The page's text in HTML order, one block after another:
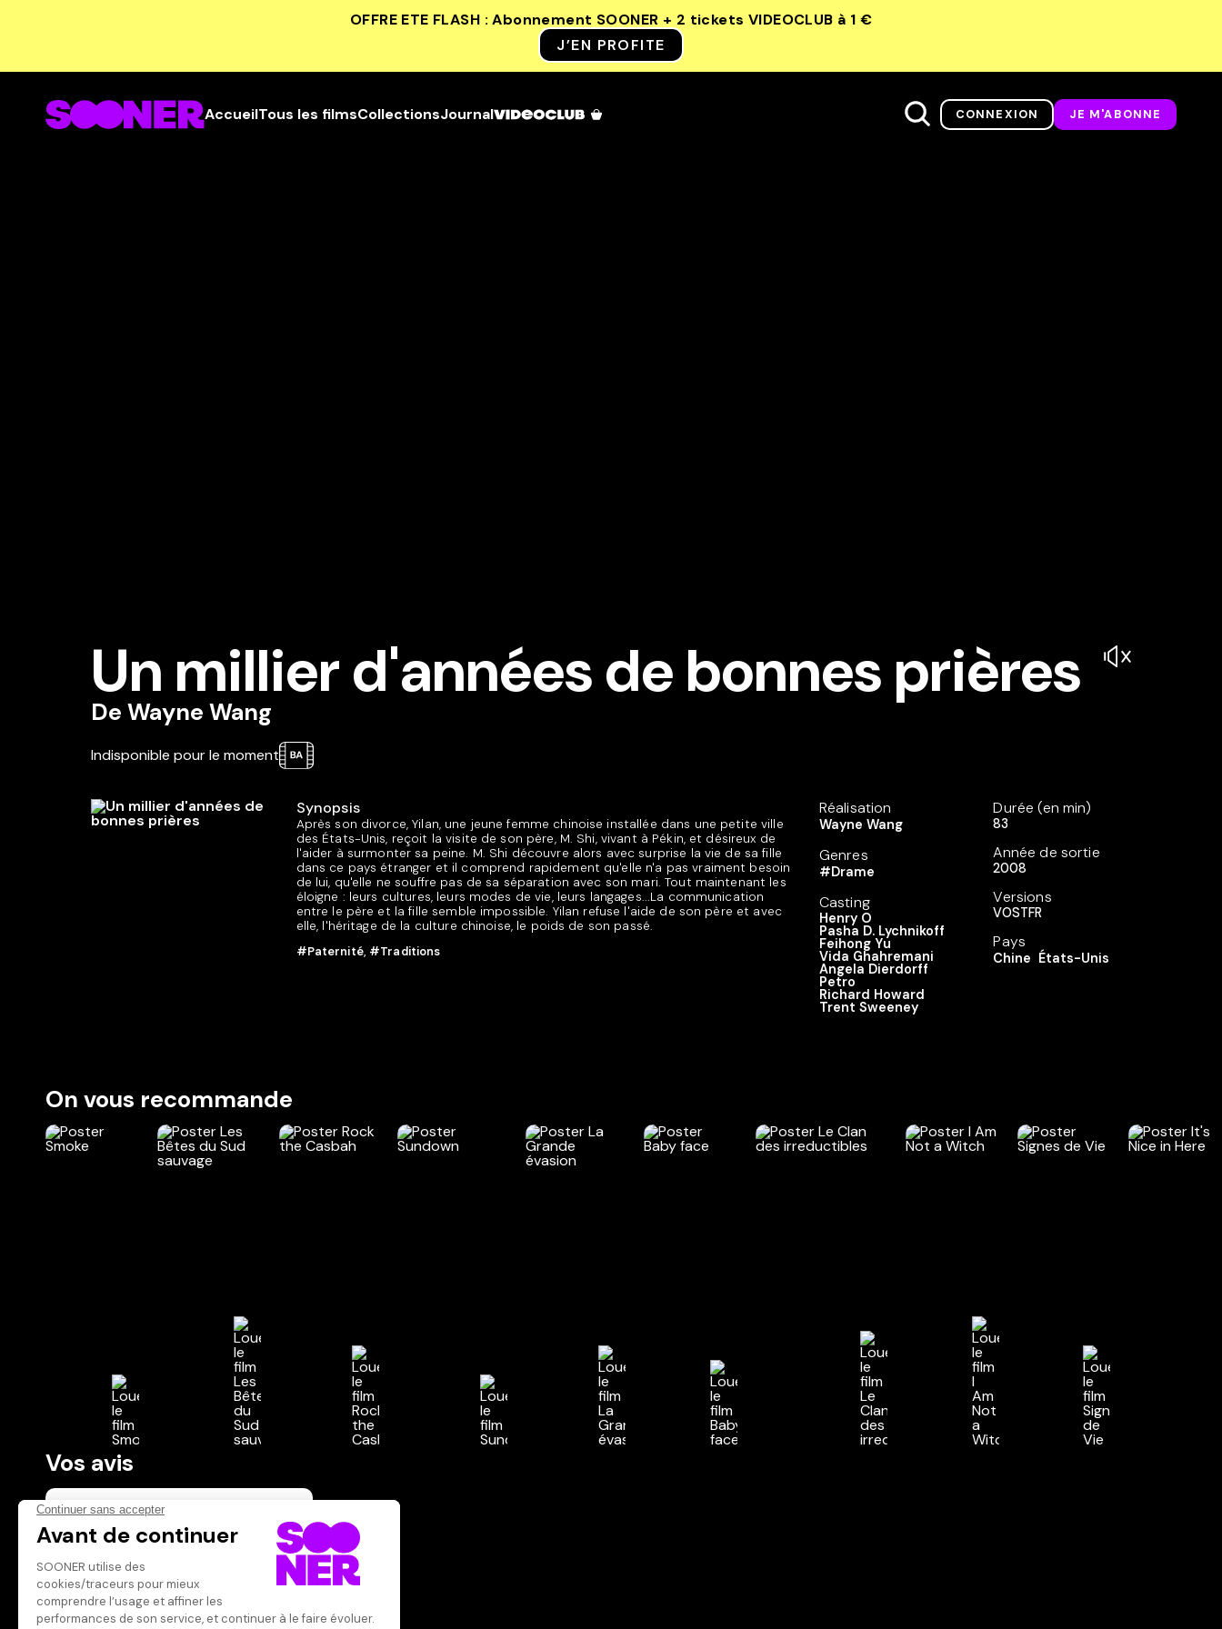
OFFRE ETE FLASH : Abonnement SOONER + 2 tickets VIDEOCLUB à 1 €
J’EN PROFITE
AccueilTous les filmsCollectionsJournal CONNEXION JE M'ABONNE
Un millier d'années de bonnes prières
De Wayne Wang
Indisponible pour le moment
Synopsis
Après son divorce, Yilan, une jeune femme chinoise installée dans une petite ville
des États-Unis, reçoit la visite de son père, M. Shi, vivant à Pékin, et désireux de
l'aider à surmonter sa peine. M. Shi découvre alors avec surprise la vie de sa fille
dans ce pays étranger et il comprend rapidement qu'elle n'a pas vraiment besoin
de lui, qu'elle ne souffre pas de sa séparation avec son mari. Tout maintenant les
éloigne : leurs cultures, leurs modes de vie, leurs langages...La communication
entre le père et la fille semble impossible. Yilan refuse l'aide de son père et avec
elle, l'héritage de la culture chinoise, le poids de son passé.
#Paternité, #Traditions
Réalisation
Wayne Wang
Genres
#Drame
Casting
Henry O
Pasha D. Lychnikoff
Feihong Yu
Vida Ghahremani
Angela Dierdorff
Petro
Richard Howard
Trent Sweeney
Durée (en min)
83
Année de sortie
2008
Versions
VOSTFR
Pays
Chine États-Unis
On vous recommande
Vos avis
Donnez votre avis
Votre note
Votre commentaire
Il faut vous connecter pour
publier un avis